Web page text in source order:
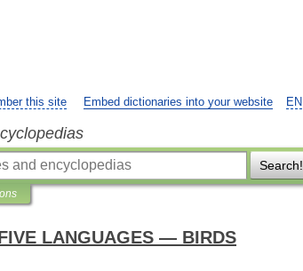
EN
this site Embed dictionaries into your website
Search!
LANGUAGES — BIRDS